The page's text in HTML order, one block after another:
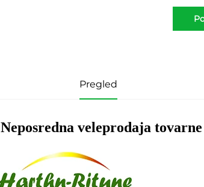
Pregled
Neposredna veleprodaja